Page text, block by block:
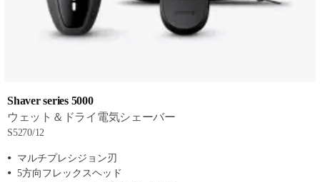
Shaver series 5000
ウェット＆ドライ電気シェーバー
S5270/12
マルチプレシジョン刃
5方向フレックスヘッド